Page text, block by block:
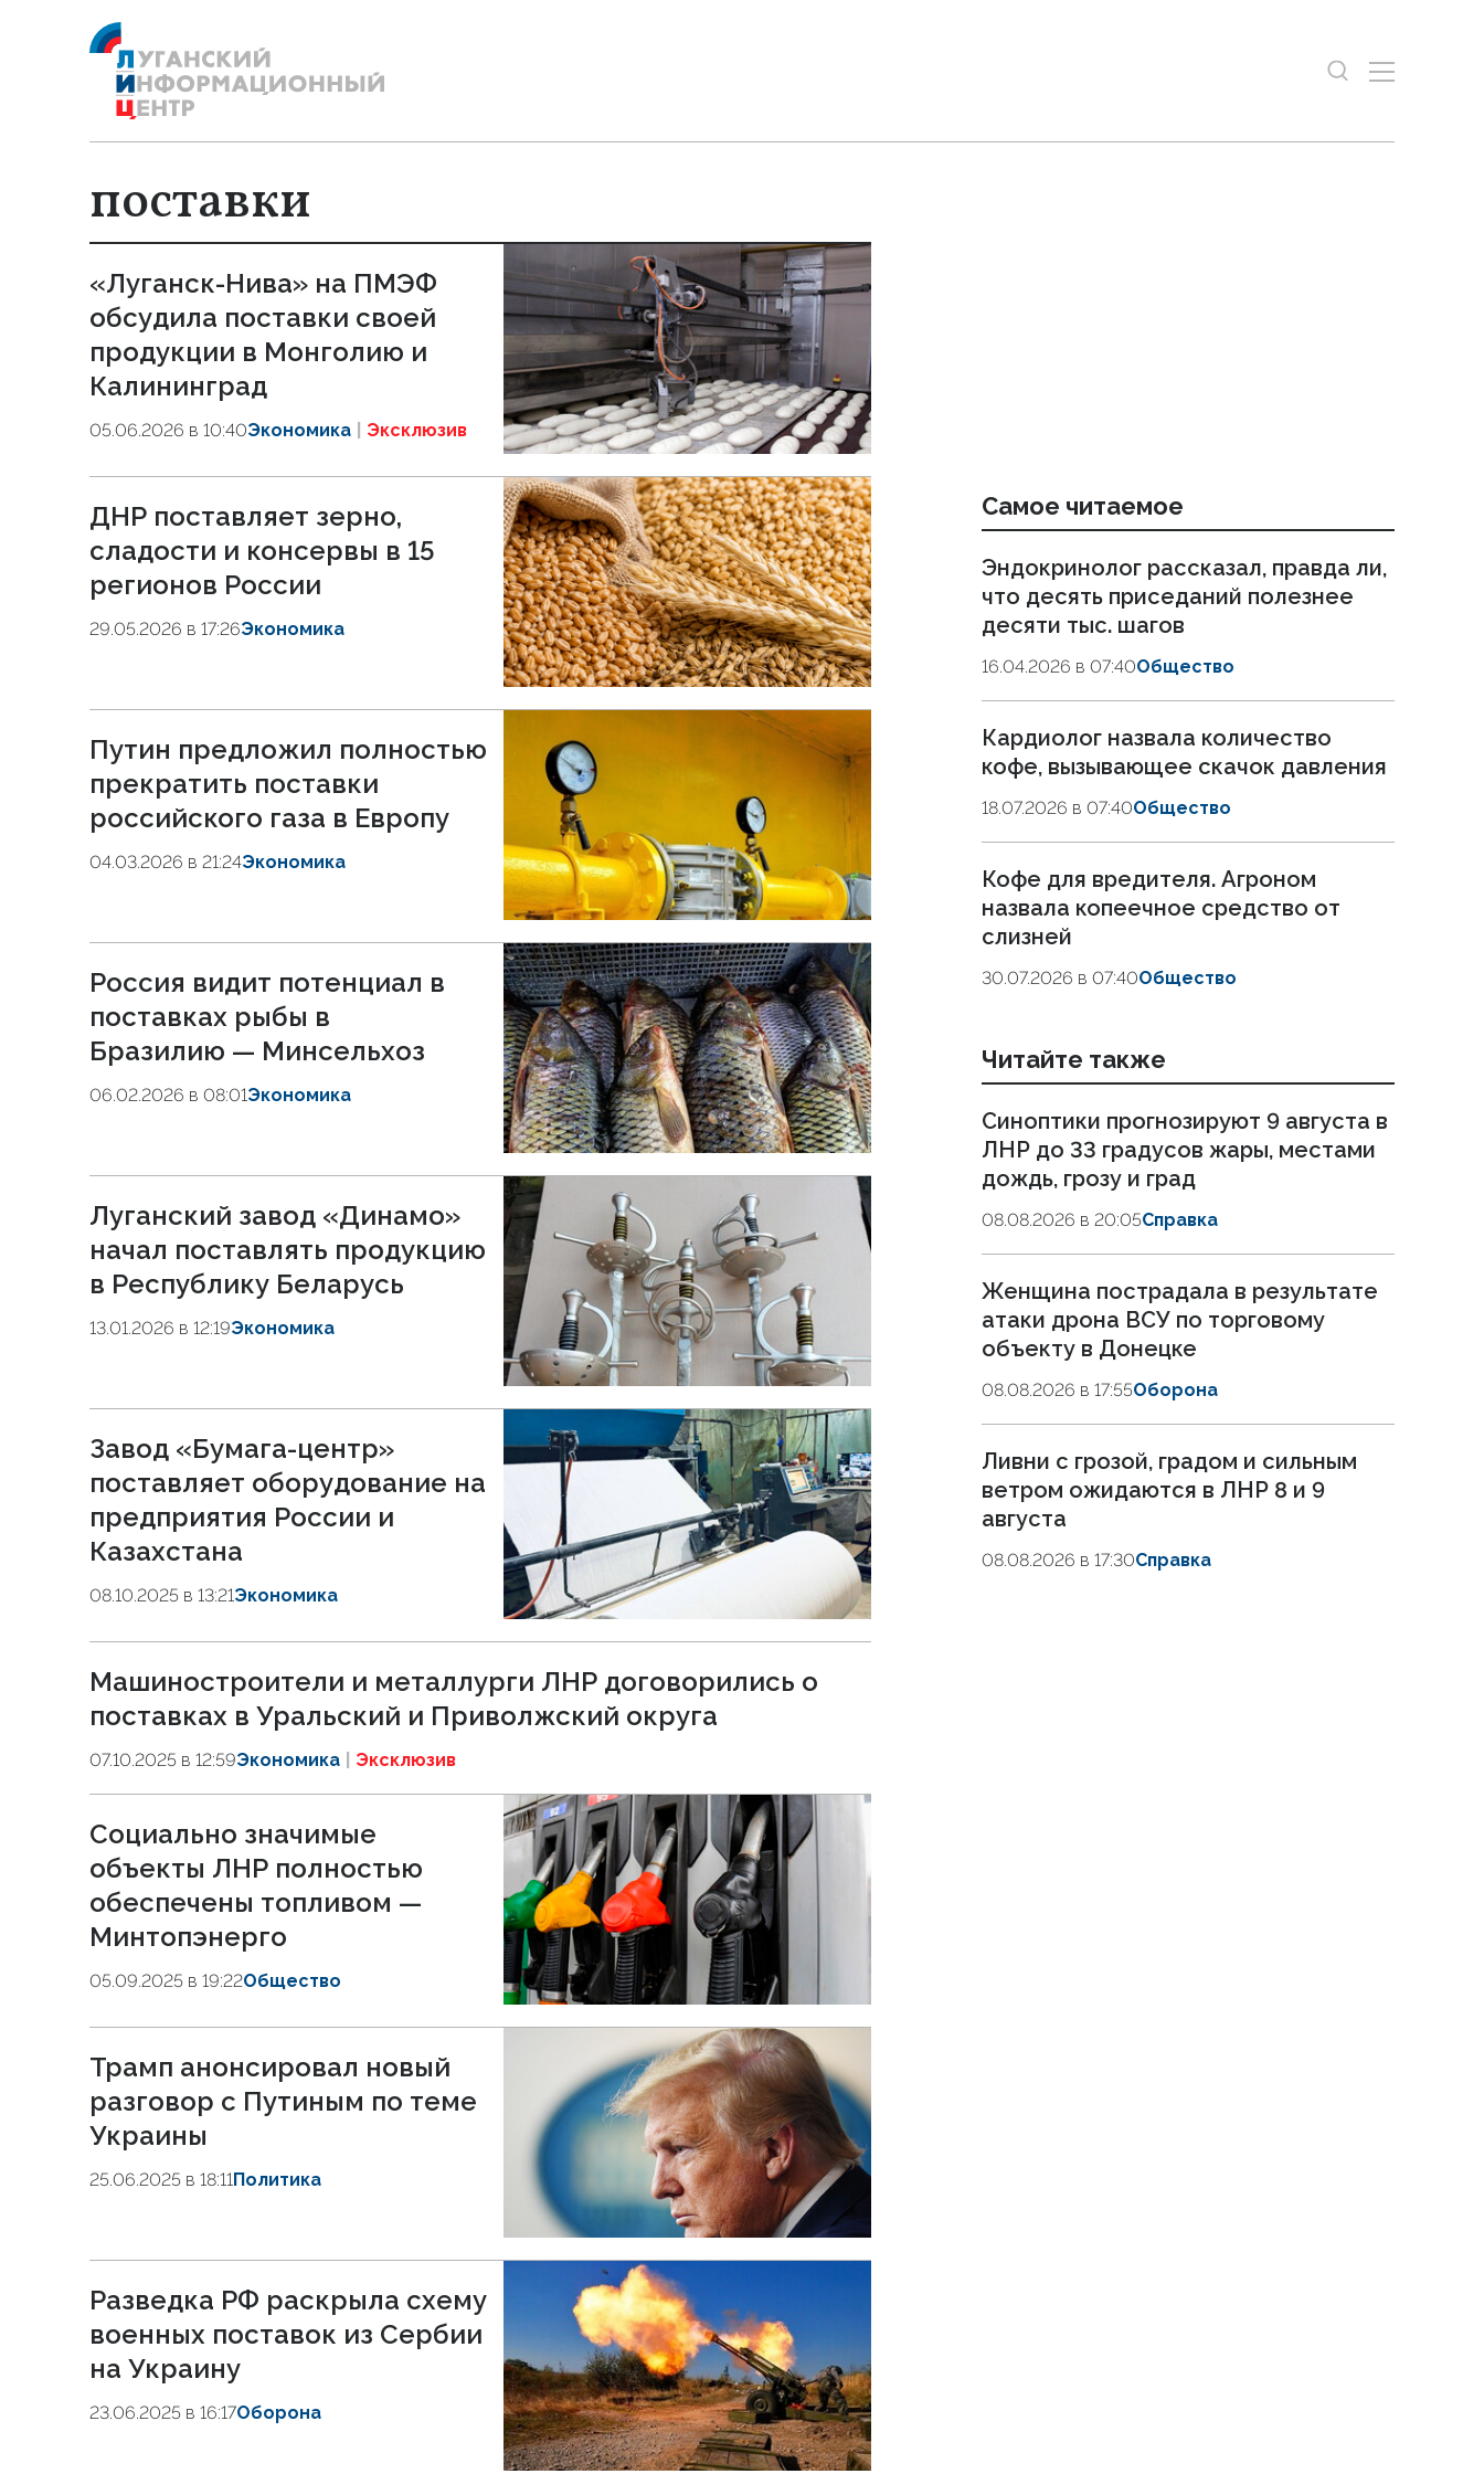
поставки
«Луганск-Нива» на ПМЭФ
обсудила поставки своей
продукции в Монголию и
Калининград
05.06.2026 в 10:40Экономика Эксклюзив
ДНР поставляет зерно,
сладости и консервы в 15
регионов России
29.05.2026 в 17:26Экономика
Путин предложил полностью
прекратить поставки
российского газа в Европу
04.03.2026 в 21:24Экономика
Россия видит потенциал в
поставках рыбы в
Бразилию — Минсельхоз
06.02.2026 в 08:01Экономика
Луганский завод «Динамо»
начал поставлять продукцию
в Республику Беларусь
13.01.2026 в 12:19Экономика
Завод «Бумага-центр»
поставляет оборудование на
предприятия России и
Казахстана
08.10.2025 в 13:21Экономика
Машиностроители и металлурги ЛНР договорились о
поставках в Уральский и Приволжский округа
07.10.2025 в 12:59Экономика Эксклюзив
Социально значимые
объекты ЛНР полностью
обеспечены топливом —
Минтопэнерго
05.09.2025 в 19:22Общество
Трамп анонсировал новый
разговор с Путиным по теме
Украины
25.06.2025 в 18:11Политика
Разведка РФ раскрыла схему
военных поставок из Сербии
на Украину
23.06.2025 в 16:17Оборона
Самое читаемое
Эндокринолог рассказал, правда ли,
что десять приседаний полезнее
десяти тыс. шагов
16.04.2026 в 07:40Общество
Кардиолог назвала количество
кофе, вызывающее скачок давления
18.07.2026 в 07:40Общество
Кофе для вредителя. Агроном
назвала копеечное средство от
слизней
30.07.2026 в 07:40Общество
Читайте также
Синоптики прогнозируют 9 августа в
ЛНР до 33 градусов жары, местами
дождь, грозу и град
08.08.2026 в 20:05Справка
Женщина пострадала в результате
атаки дрона ВСУ по торговому
объекту в Донецке
08.08.2026 в 17:55Оборона
Ливни с грозой, градом и сильным
ветром ожидаются в ЛНР 8 и 9
августа
08.08.2026 в 17:30Справка